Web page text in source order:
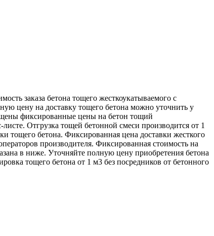
заказа бетона тощего жесткоукатываемого с
цену на доставку тощего бетона можно уточнить у
фиксированные цены на бетон тощий
Отгрузка тощей бетонной смеси производится от 1
тощего бетона. Фиксированная цена доставки жесткого
производителя. Фиксированная стоимость на
в ниже. Уточняйте полную цену приобретения бетона
тощего бетона от 1 м3 без посредников от бетонного